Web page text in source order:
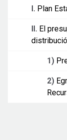
I. Plan
II. El
1)
2)